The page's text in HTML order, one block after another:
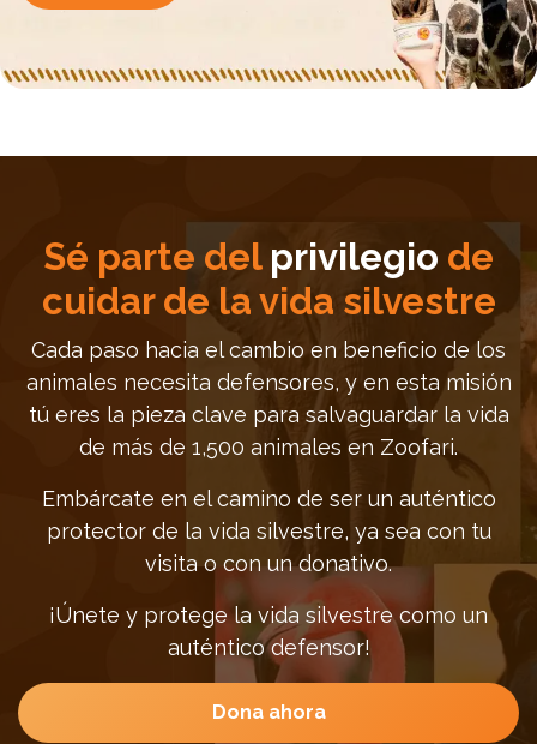
Sé parte del privilegio de
cuidar de la vida silvestre
Cada paso hacia el cambio en beneficio de los
animales necesita defensores, y en esta misión
tú eres la pieza clave para salvaguardar la vida
de más de 1,500 animales en Zoofari.
Embárcate en el camino de ser un auténtico
protector de la vida silvestre, ya sea con tu
visita o con un donativo.
¡Únete y protege la vida silvestre como un
auténtico defensor!
Dona ahora